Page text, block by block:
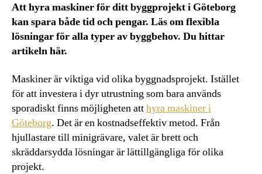
Att hyra maskiner för ditt byggprojekt i Göteborg
kan spara både tid och pengar. Läs om flexibla
lösningar för alla typer av byggbehov. Du hittar
artikeln här.
Maskiner är viktiga vid olika byggnadsprojekt. Istället
för att investera i dyr utrustning som bara används
sporadiskt finns möjligheten atthyra maskiner i
Göteborg. Det är en kostnadseffektiv metod. Från
hjullastare till minigrävare, valet är brett och
skräddarsydda lösningar är lättillgängliga för olika
projekt.